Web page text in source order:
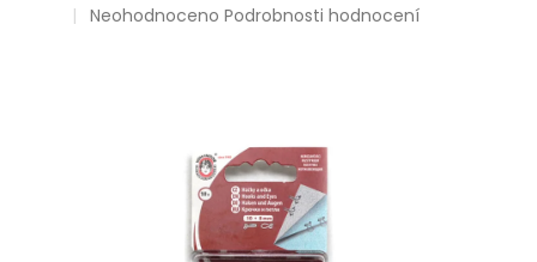
Průměrné
Neohodnoceno Podrobnosti hodnocení